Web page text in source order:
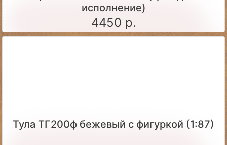
исполнение)
4450 р.
Тула ТГ200ф бежевый с фигуркой (1:87)